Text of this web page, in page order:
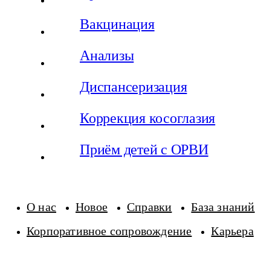
Все результаты поиска
Все результаты поиска
Все результаты поиска
По вашему запросу ничего нет
Вакцинация
Анализы
Диспансеризация
Коррекция косоглазия
Приём детей с ОРВИ
О нас Новое Справки База знаний
Корпоративное сопровождение
Карьера